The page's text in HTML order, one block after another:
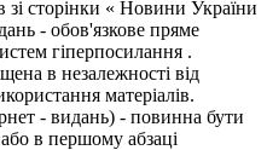
зі сторінки « Новини України
- обов'язкове пряме
гіперпосилання .
в незалежності від
матеріалів.
- видань) - повинна бути
в першому абзаці